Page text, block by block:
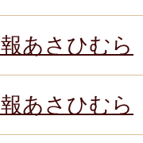
あさひむら
あさひむら